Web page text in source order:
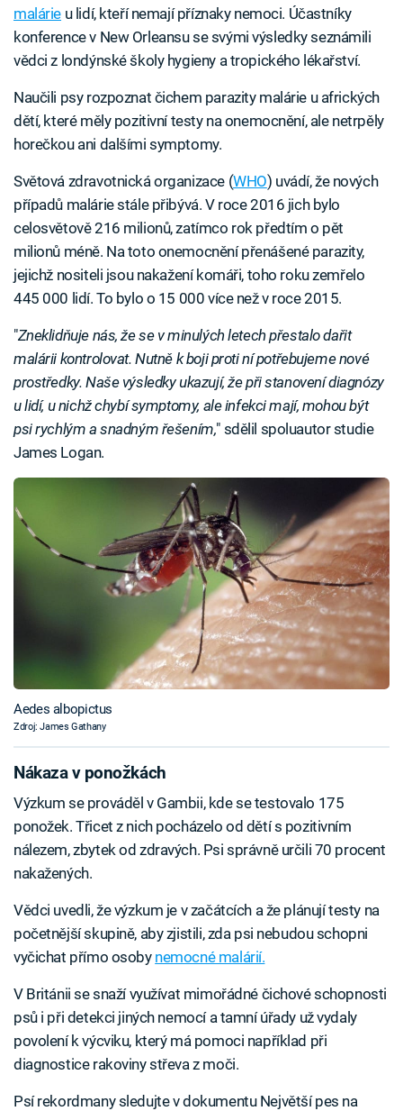
malárie u lidí, kteří nemají příznaky nemoci. Účastníky
konference v New Orleansu se svými výsledky seznámili
vědci z londýnské školy hygieny a tropického lékařství.
Naučili psy rozpoznat čichem parazity malárie u afrických
dětí, které měly pozitivní testy na onemocnění, ale netrpěly
horečkou ani dalšími symptomy.
Světová zdravotnická organizace (WHO) uvádí, že nových
případů malárie stále přibývá. V roce 2016 jich bylo
celosvětově 216 milionů, zatímco rok předtím o pět
milionů méně. Na toto onemocnění přenášené parazity,
jejichž nositeli jsou nakažení komáři, toho roku zemřelo
445 000 lidí. To bylo o 15 000 více než v roce 2015.
"Zneklidňuje nás, že se v minulých letech přestalo dařit
malárii kontrolovat. Nutně k boji proti ní potřebujeme nové
prostředky. Naše výsledky ukazují, že při stanovení diagnózy
u lidí, u nichž chybí symptomy, ale infekci mají, mohou být
psi rychlým a snadným řešením," sdělil spoluautor studie
James Logan.
Aedes albopictus
Zdroj: James Gathany
Nákaza v ponožkách
Výzkum se prováděl v Gambii, kde se testovalo 175
ponožek. Třicet z nich pocházelo od dětí s pozitivním
nálezem, zbytek od zdravých. Psi správně určili 70 procent
nakažených.
Vědci uvedli, že výzkum je v začátcích a že plánují testy na
početnější skupině, aby zjistili, zda psi nebudou schopni
vyčichat přímo osoby nemocné malárií.
V Británii se snaží využívat mimořádné čichové schopnosti
psů i při detekci jiných nemocí a tamní úřady už vydaly
povolení k výcviku, který má pomoci například při
diagnostice rakoviny střeva z moči.
Psí rekordmany sledujte v dokumentu Největší pes na